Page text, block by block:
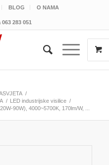
BLOG O NAMA
063 283 051
/
/ LED industrijske visilice /
90W), 4000~5700K, 170lm/W, ...